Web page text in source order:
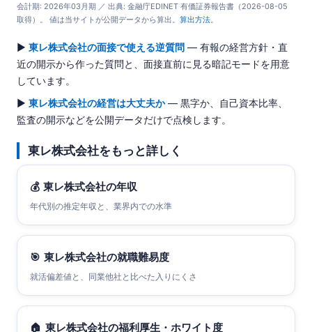
会計期: 2026年03月期 ／ 出典: 金融庁EDINET 有価証券報告書（2026-08-05
取得）。 値は当サイトが公開データから算出。 算出方法
▶ 東レ株式会社の面接で使える逆質問 — 有報の経営方針・直
近の開示から作った質問と、面接直前に見る暗記モードを用意
しています。
▶ 東レ株式会社の経営は大丈夫か— 黒字か、自己資本比率、
監査の開示などを公開データだけで点検します。
東レ株式会社をもっと詳しく
💰 東レ株式会社の年収
年代別の推定年収と、業界内での水準
🎯 東レ株式会社の就職難易度
就活偏差値と、同業他社と比べた入りにくさ
🏠 東レ株式会社の福利厚生・ホワイト度